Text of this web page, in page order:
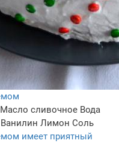
Масло сливочное Вода
Ванилин Лимон Соль
имеет приятный